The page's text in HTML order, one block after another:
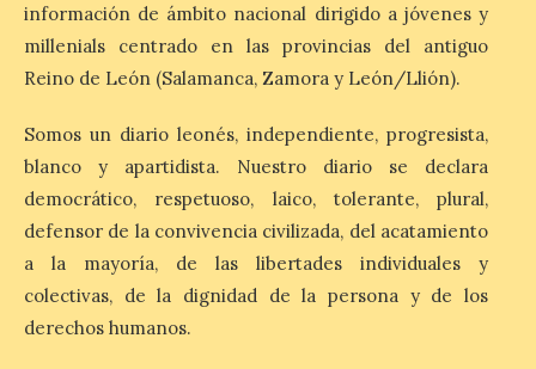
León es la provincia más
económica (116€/noche),
pero también una de las
más agotadas: solo un 4%
Zamora, Palencia y Álava son las
1% de los alojamientos siguen libres para
esas […]
El eclipse genera un boom
de reservas hoteleras y
precios desorbitados,
información de ámbito nacional dirigido a jóvenes y
millenials centrado en las provincias del antiguo
Reino de León (Salamanca, Zamora y León/Llión).
Somos un diario leonés, independiente, progresista,
blanco y apartidista. Nuestro diario se declara
democrático, respetuoso, laico, tolerante, plural,
defensor de la convivencia civilizada, del acatamiento
a la mayoría, de las libertades individuales y
colectivas, de la dignidad de la persona y de los
derechos humanos.